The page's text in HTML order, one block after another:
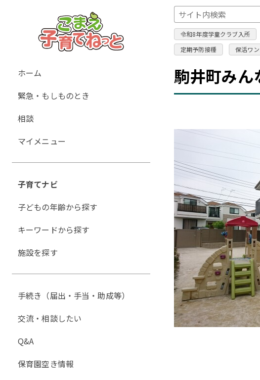
令和8年度学童クラブ入所
定期予防接種
保活ワ
駒井町みん
グ
ー
ル
ナ
ゲ
シ
ョ
ホーム
緊急・もしものとき
相談
マイメニュー
子育てナビ
子どもの年齢から探す
キーワードから探す
施設を探す
手続き（届出・手当・助成等）
交流・相談したい
Q&A
保育園空き情報